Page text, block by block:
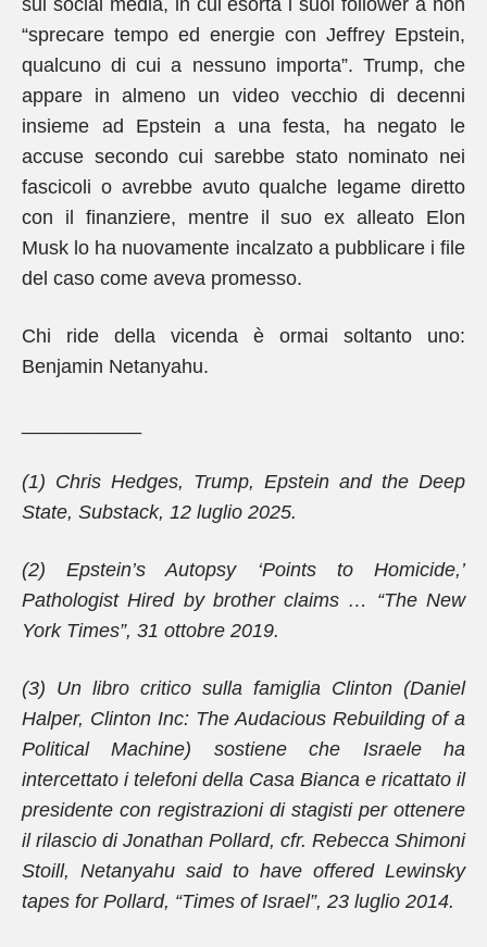
sui social media, in cui esorta i suoi follower a non
“sprecare tempo ed energie con Jeffrey Epstein,
qualcuno di cui a nessuno importa”. Trump, che
appare in almeno un video vecchio di decenni
insieme ad Epstein a una festa, ha negato le
accuse secondo cui sarebbe stato nominato nei
fascicoli o avrebbe avuto qualche legame diretto
con il finanziere, mentre il suo ex alleato Elon
Musk lo ha nuovamente incalzato a pubblicare i file
del caso come aveva promesso.
Chi ride della vicenda è ormai soltanto uno:
Benjamin Netanyahu.
(1) Chris Hedges, Trump, Epstein and the Deep
State, Substack, 12 luglio 2025.
(2) Epstein’s Autopsy ‘Points to Homicide,’
Pathologist Hired by brother claims … “The New
York Times”, 31 ottobre 2019.
(3) Un libro critico sulla famiglia Clinton (Daniel
Halper, Clinton Inc: The Audacious Rebuilding of a
Political Machine) sostiene che Israele ha
intercettato i telefoni della Casa Bianca e ricattato il
presidente con registrazioni di stagisti per ottenere
il rilascio di Jonathan Pollard, cfr. Rebecca Shimoni
Stoill, Netanyahu said to have offered Lewinsky
tapes for Pollard, “Times of Israel”, 23 luglio 2014.